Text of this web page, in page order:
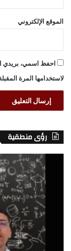
الموقع الإلكتروني
احفظ اسمي، بريدي
لاستخدامها المرة
رؤى منطقية